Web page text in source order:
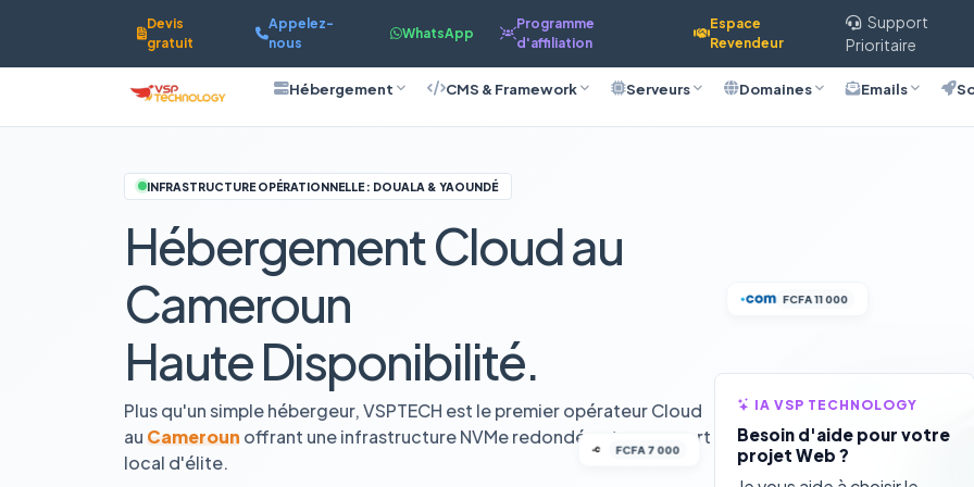
Devis
gratuit
Appelez-
nous
WhatsApp
Programme
d'affiliation
Espace
Revendeur
Support
Prioritaire
Hébergement CMS & Framework Serveurs Domaines Emails
INFRASTRUCTURE OPÉRATIONNELLE : DOUALA & YAOUNDÉ
Hébergement Cloud au
Cameroun
Haute Disponibilité.
Plus qu'un simple hébergeur, VSPTECH est le premier opérateur Cloud
au Cameroun offrant une infrastructure NVMe redondée et un support
local d'élite.
IA VSP TECHNOLOGY
Besoin d'aide pour votre
projet Web ?
FCFA 11 000
FCFA 7 000